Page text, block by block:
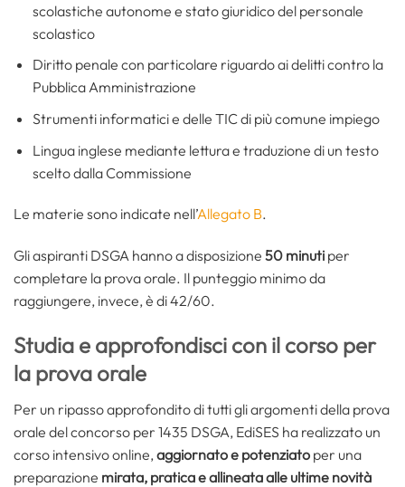
scolastiche autonome e stato giuridico del personale
scolastico
Diritto penale con particolare riguardo ai delitti contro la
Pubblica Amministrazione
Strumenti informatici e delle TIC di più comune impiego
Lingua inglese mediante lettura e traduzione di un testo
scelto dalla Commissione
Le materie sono indicate nell’Allegato B.
Gli aspiranti DSGA hanno a disposizione 50 minuti per
completare la prova orale. Il punteggio minimo da
raggiungere, invece, è di 42/60.
Studia e approfondisci con il corso per
la prova orale
Per un ripasso approfondito di tutti gli argomenti della prova
orale del concorso per 1435 DSGA, EdiSES ha realizzato un
corso intensivo online, aggiornato e potenziato per una
preparazione mirata, pratica e allineata alle ultime novità